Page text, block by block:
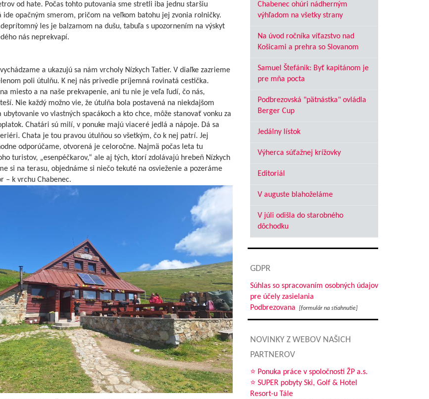
od hate. Počas tohto putovania sme stretli iba jednu staršiu
ide opačným smerom, pričom na veľkom batohu jej zvonia rolničky.
les je balzamom na dušu, tabuľa s upozornením na výskyt
nás neprekvapí.
a ukazujú sa nám vrcholy Nízkych Tatier. V diaľke zazrieme
poli útulňu. K nej nás privedie príjemná rovinatá cestička.
miesto a na naše prekvapenie, ani tu nie je veľa ľudí, čo nás,
Nie každý možno vie, že útulňa bola postavená na niekdajšom
ubytovanie vo vlastných spacákoch a kto chce, môže stanovať vonku za
Chatári sú milí, v ponuke majú viaceré jedlá a nápoje. Dá sa
Chata je tou pravou útulňou so všetkým, čo k nej patrí. Jej
odporúčame, otvorená je celoročne. Najmä počas leta tu
turistov, „esenpéčkarov,“ ale aj tých, ktorí zdolávajú hrebeň Nízkych
si na terasu, objednáme si niečo tekuté na osvieženie a pozeráme
– k vrchu Chabenec.
Chabenec ohúri nádherným
výhľadom na všetky strany
Na úvod ročníka víťazstvo nad
Košicami a prehra so Slovanom
Samuel Štefánik: Byť kapitánom je
pre mňa pocta
Podbrezovská "pätnástka" ovládla
Berger Cup
Jedálny lístok
Výherca súťažnej krížovky
Editoriál
V auguste blahoželáme
V júli odišla do starobného
dôchodku
GDPR
Súhlas so spracovaním osobných údajov
pre účely zasielania
Podbrezovana
[formulár na stiahnutie]
NOVINKY Z WEBOV NAŠICH
PARTNEROV
⭐ Ponuka práce v spoločnosti ŽP a.s.
⭐ SUPER pobyty Ski, Golf & Hotel
Resort-u Tále